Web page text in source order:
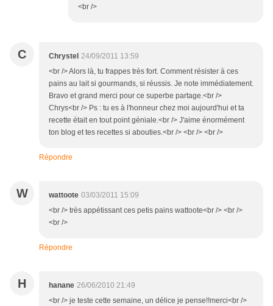
<br />
C Chrystel 24/09/2011 13:59
<br /> Alors là, tu frappes très fort. Comment résister à ces
pains au lait si gourmands, si réussis. Je note immédiatement.
Bravo et grand merci pour ce superbe partage.<br />
Chrys<br /> Ps : tu es à l'honneur chez moi aujourd'hui et ta
recette était en tout point géniale.<br /> J'aime énormément
ton blog et tes recettes si abouties.<br /> <br /> <br />
Répondre
W wattoote 03/03/2011 15:09
<br /> très appétissant ces petis pains wattoote<br /> <br />
<br />
Répondre
H hanane 26/06/2010 21:49
<br /> je teste cette semaine, un délice je pense!!merci<br />